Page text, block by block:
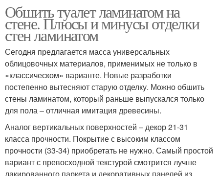
Обшить туалет ламинатом на
стене. Плюсы и минусы отделки
стен ламинатом
Сегодня предлагается масса универсальных
облицовочных материалов, применимых не только в
«классическом» варианте. Новые разработки
постепенно вытесняют старую отделку. Можно обшить
стены ламинатом, который раньше выпускался только
для пола – отличная имитация древесины.
Аналог вертикальных поверхностей – декор 21-31
класса прочности. Покрытие с высоким классом
прочности (33-34) приобретать не нужно. Самый простой
вариант с превосходной текстурой смотрится лучше
лакированного паркета и декоративных панелей из